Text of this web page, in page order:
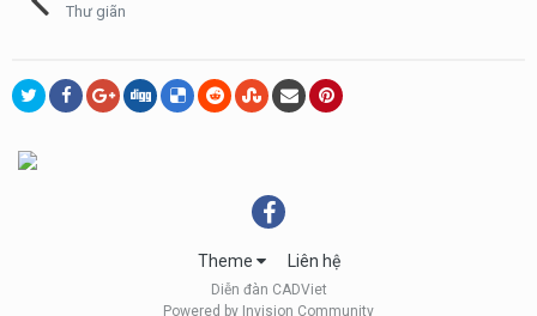
Thư giãn
Theme Liên hệ
Diễn đàn CADViet
Powered by Invision Community